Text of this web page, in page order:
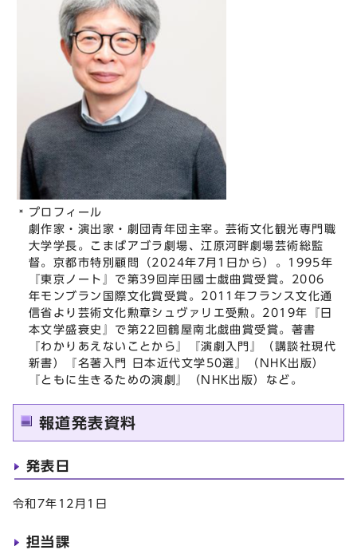
プロフィール
劇作家・演出家・劇団青年団主宰。芸術文化観光専門職
大学学長。こまばアゴラ劇場、江原河畔劇場芸術総監
督。京都市特別顧問（2024年7月1日から）。1995年
『東京ノート』で第39回岸田國士戯曲賞受賞。2006
年モンブラン国際文化賞受賞。2011年フランス文化通
信省より芸術文化勲章シュヴァリエ受勲。2019年『日
本文学盛衰史』で第22回鶴屋南北戯曲賞受賞。著書
『わかりあえないことから』『演劇入門』（講談社現代
新書）『名著入門 日本近代文学50選』（NHK出版）
『ともに生きるための演劇』（NHK出版）など。
報道発表資料
発表日
令和7年12月1日
担当課